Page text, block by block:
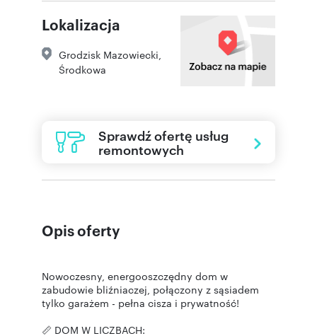
Lokalizacja
Grodzisk Mazowiecki
Środkowa
Sprawdź ofertę usług
remontowych
Opis oferty
Nowoczesny, energooszczędny dom w
zabudowie bliźniaczej, połączony z sąsiadem
tylko garażem - pełna cisza i prywatność!
📏 DOM W LICZBACH: